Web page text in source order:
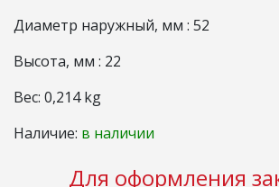
Диаметр наружный, мм : 52
Высота, мм : 22
Вес: 0,214 kg
Наличие: в наличии
Для оформления